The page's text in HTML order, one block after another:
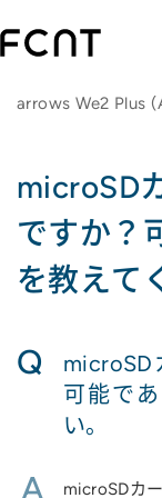
arrows We2 Plus
microSD
ですか？
を教えて
Q
microSD
可能で
い。
A microSDカ